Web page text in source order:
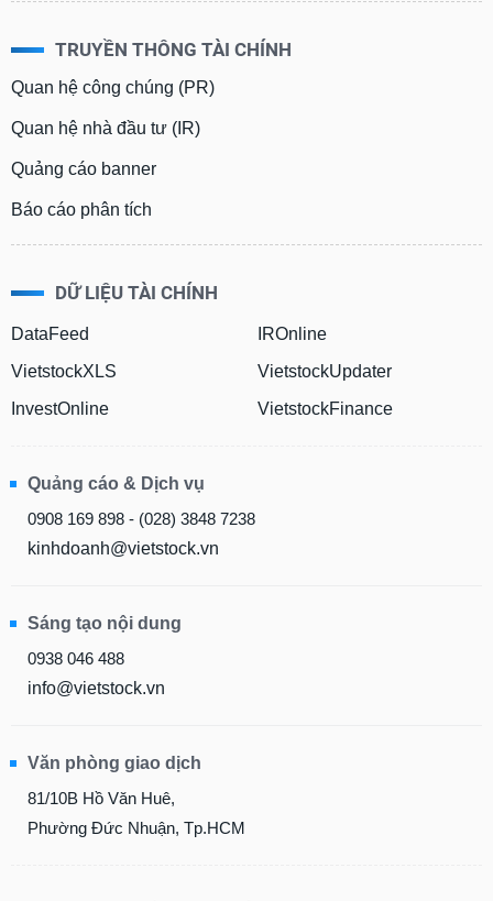
Danh
mục
phiếu
Tổng
dịch
Tài
Phân
tích
kỹ
thuật
doanh
Tin
kiện
liệu
TRUYỀN THÔNG TÀI CHÍNH
Quan hệ công chúng (PR)
Quan hệ nhà đầu tư (IR)
Quảng cáo banner
Báo cáo phân tích
DỮ LIỆU TÀI CHÍNH
DataFeed
VietstockXLS
InvestOnline
IROnline
VietstockUpdater
VietstockFinance
Quảng cáo & Dịch vụ
0908 169 898 - (028) 3848 7238
kinhdoanh@vietstock.vn
Sáng tạo nội dung
0938 046 488
info@vietstock.vn
Văn phòng giao dịch
81/10B Hồ Văn Huê,
Phường Đức Nhuận, Tp.HCM
XUẤT
DỮ
LIỆU
TIN
MỚI
SECTOR
LƯỢNG
VẬT
CÔNG